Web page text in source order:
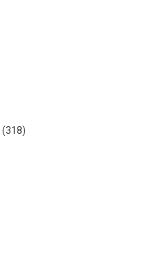
(318)